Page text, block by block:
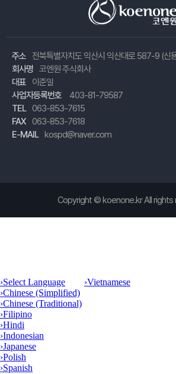
주소
전북특별자치도 익산시 익산대로 587-9 (신
회사명 코엔원 주식회사
대표
이준일
사업자등록번호
403-81-79587
TEL
063-853-7615
FAX
063-853-7618
E-MAIL kospd@naver.com
Copyright ©koenone.krAll rights